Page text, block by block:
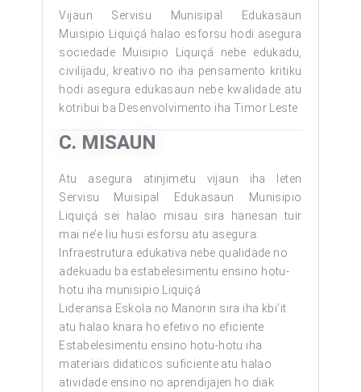
Vijaun Servisu Munisipal Edukasaun
Muisipio Liquiçá halao esforsu hodi asegura
sociedade Muisipio Liquiçá nebe edukadu,
civilijadu, kreativo no iha pensamento kritiku
hodi asegura edukasaun nebe kwalidade atu
kotribui ba Desenvolvimento iha Timor Leste
C. MISAUN
Atu asegura atinjimetu vijaun iha leten
Servisu Muisipal Edukasaun Munisipio
Liquiçá sei halao misau sira hanesan tuir
mai ne’e liu husi esforsu atu asegura:
Infraestrutura edukativa nebe qualidade no
adekuadu ba estabelesimentu ensino hotu-
hotu iha munisipio Liquiçá
Lideransa Eskola no Manorin sira iha kbi’it
atu halao knara ho efetivo no eficiente
Estabelesimentu ensino hotu-hotu iha
materiais didaticos suficiente atu halao
atividade ensino no aprendijajen ho diak